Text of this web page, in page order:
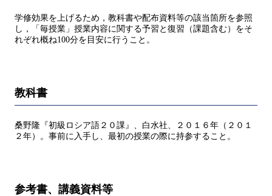
学修効果を上げるため，教科書や配布資料等の該当箇所を参照
し，「毎授業」授業内容に関する予習と復習（課題含む）をそ
れぞれ概ね100分を目安に行うこと。
教科書
桑野隆『初級ロシア語２０課』、白水社、２０１６年（２０１
２年）。事前に入手し、最初の授業の際に持参すること。
参考書、講義資料等